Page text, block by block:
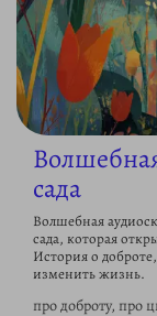
сада
Волшебная
сада, которая
История о
изменить жизнь.
про доброту, про